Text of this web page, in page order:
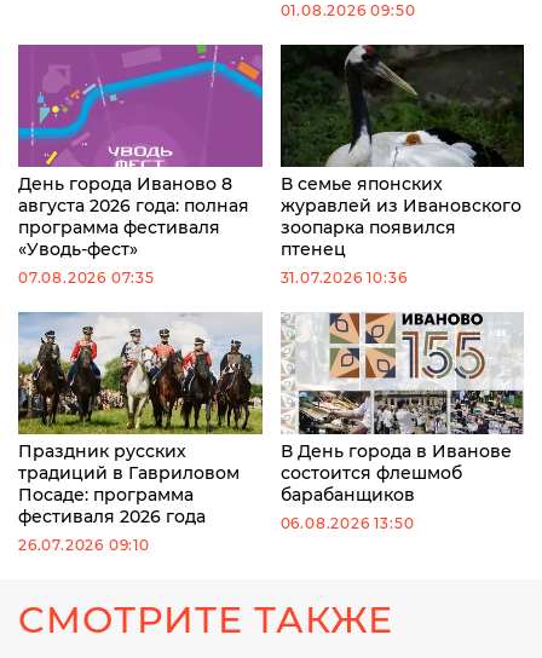
01.08.2026 09:50
День города Иваново 8
августа 2026 года: полная
программа фестиваля
«Уводь-фест»
07.08.2026 07:35
В семье японских
журавлей из Ивановского
зоопарка появился
птенец
31.07.2026 10:36
Праздник русских
традиций в Гавриловом
Посаде: программа
фестиваля 2026 года
26.07.2026 09:10
В День города в Иванове
состоится флешмоб
барабанщиков
06.08.2026 13:50
СМОТРИТЕ ТАКЖЕ